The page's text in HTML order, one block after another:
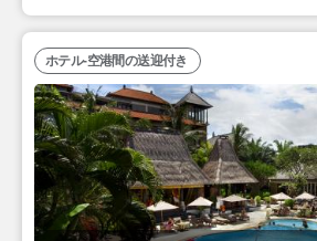
ホテル-空港間の送迎付き